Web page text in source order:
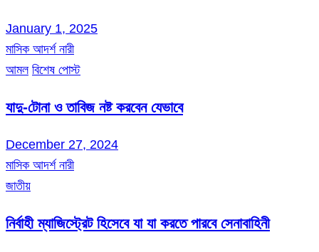
January 1, 2025
মাসিক আদর্শ নারী
আমল বিশেষ পোস্ট
যাদু-টোনা ও তাবিজ নষ্ট করবেন যেভাবে
December 27, 2024
মাসিক আদর্শ নারী
জাতীয়
নির্বাহী ম্যাজিস্ট্রেট হিসেবে যা যা করতে পারবে সেনাবাহিনী